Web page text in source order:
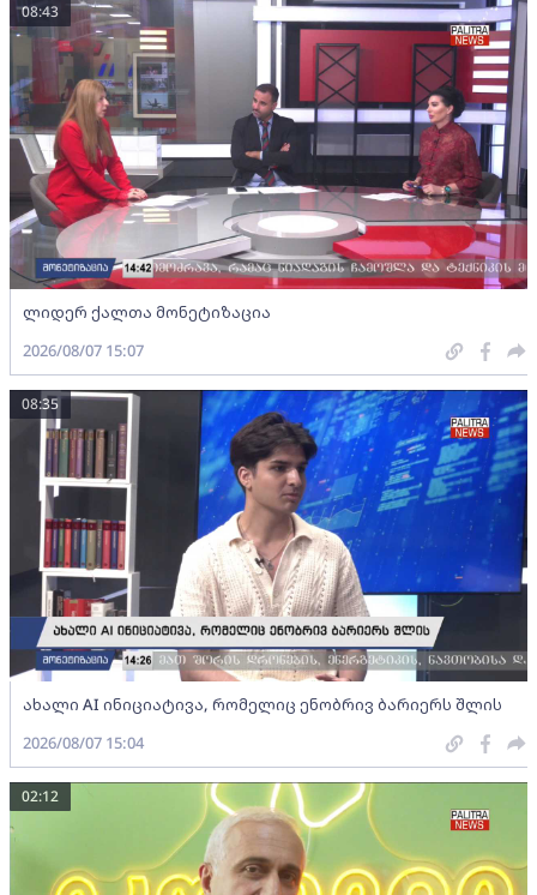
ლიდერ ქალთა მონეტიზაცია
08:43
2026/08/07 15:07
ახალი AI ინიციატივა, რომელიც ენობრივ ბარიერს შლის
08:35
2026/08/07 15:04
02:12